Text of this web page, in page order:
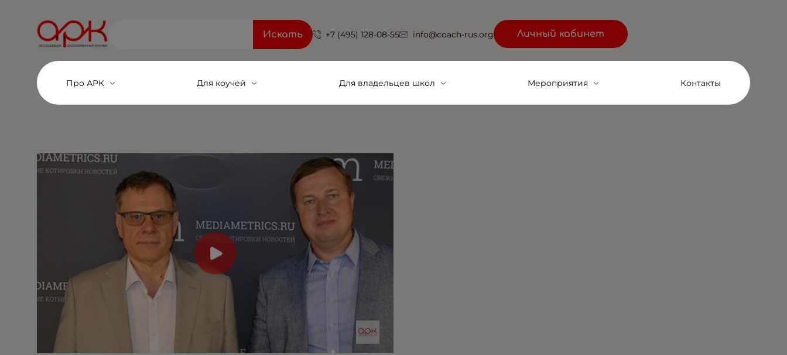
Искать +7 (495) 128-08-55 info@coach-rus.org Личный кабинет
Про АРК Для коучей Для владельцев школ Мероприятия Контакты